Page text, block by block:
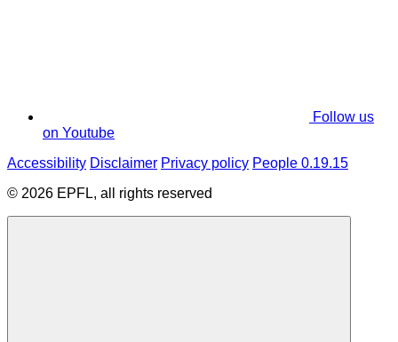
Follow us
on Youtube
Accessibility Disclaimer Privacy policy People 0.19.15
© 2026 EPFL, all rights reserved